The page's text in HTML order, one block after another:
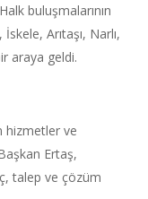
buluşmalarının
Arıtaşı, Narlı,
araya geldi.
hizmetler ve
Ertaş,
talep ve çözüm